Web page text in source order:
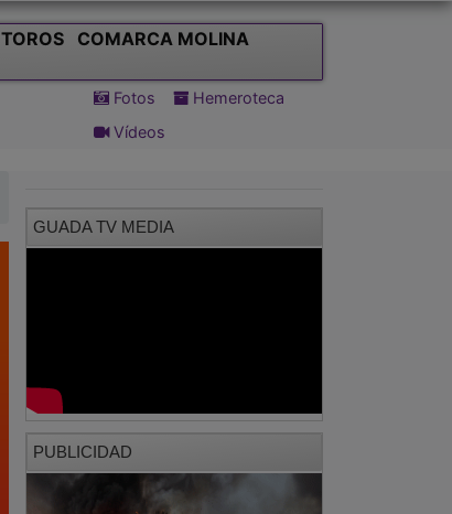
TOROS
COMARCA MOLINA
Fotos
Hemeroteca
Vídeos
GUADA TV MEDIA
PUBLICIDAD